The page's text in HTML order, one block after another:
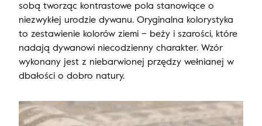
sobą tworząc kontrastowe pola stanowiące o
niezwykłej urodzie dywanu. Oryginalna kolorystyka
to zestawienie kolorów ziemi – beży i szarości, które
nadają dywanowi niecodzienny charakter. Wzór
wykonany jest z niebarwionej przędzy wełnianej w
dbałości o dobro natury.